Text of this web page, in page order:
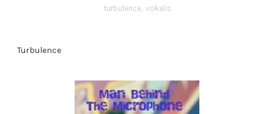
turbulence, vokalis
Turbulence